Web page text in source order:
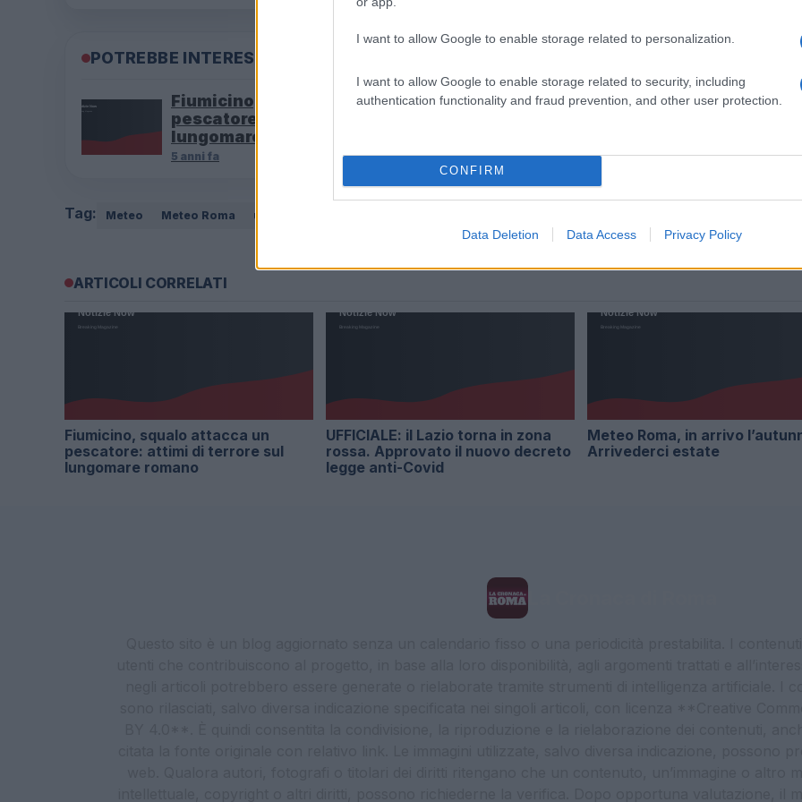
I want to allow Google to enable storage related to personalization.
I want to allow Google to enable storage related to security, including
authentication functionality and fraud prevention, and other user protection.
CONFIRM
Data Deletion Data Access Privacy Policy
POTREBBE INTERESSARTI
Fiumicino, squalo attacca un
pescatore: attimi di terrore sul
lungomare romano
5 anni fa
UFFICIALE: il Lazio torna in
5 anni fa
Tag: Meteo Meteo Roma ultime-notizie
ARTICOLI CORRELATI
Fiumicino, squalo attacca un
pescatore: attimi di terrore sul
lungomare romano
UFFICIALE: il Lazio torna in zona
rossa. Approvato il nuovo decreto
legge anti-Covid
Meteo Roma, in arrivo
Arrivederci estate